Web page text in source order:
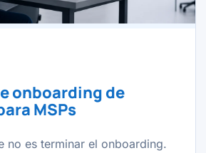
onboarding de
MSPs
no es terminar el onboarding.